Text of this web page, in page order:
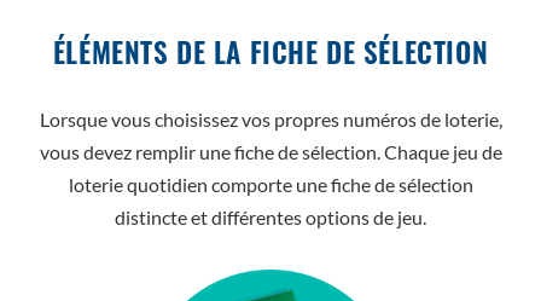
ÉLÉMENTS DE LA FICHE DE SÉLECTION
Lorsque vous choisissez vos propres numéros de loterie,
vous devez remplir une fiche de sélection. Chaque jeu de
loterie quotidien comporte une fiche de sélection
distincte et différentes options de jeu.